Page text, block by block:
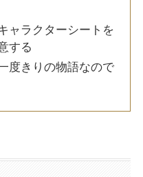
ャラクターシートを
する
度きりの物語なので